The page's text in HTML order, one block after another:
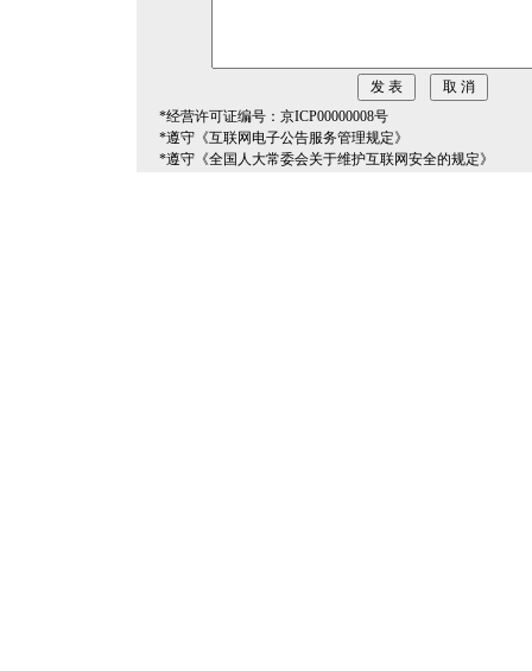
*经营许可证编号：京ICP00000008号
*遵守《互联网电子公告服务管理规定》
*遵守《全国人大常委会关于维护互联网安全的规定》